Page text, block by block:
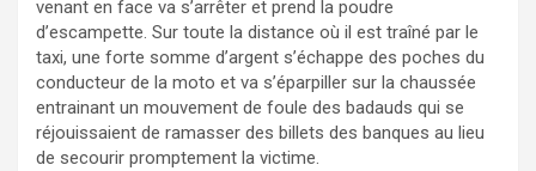
venant en face va s’arrêter et prend la poudre
d’escampette. Sur toute la distance où il est traîné par le
taxi, une forte somme d’argent s’échappe des poches du
conducteur de la moto et va s’éparpiller sur la chaussée
entrainant un mouvement de foule des badauds qui se
réjouissaient de ramasser des billets des banques au lieu
de secourir promptement la victime.